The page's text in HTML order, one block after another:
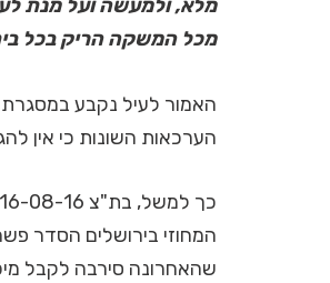
מלא, ולמעשה ועל מנת
מכל המשקה הריק בכל
האמור לעיל נקבע במסגרת
הערכאות השונות כי אין
כך למשל, בת"צ 6716-08-16
המחוזי בירושלים הסדר
שהאחרונה סירבה לקבל